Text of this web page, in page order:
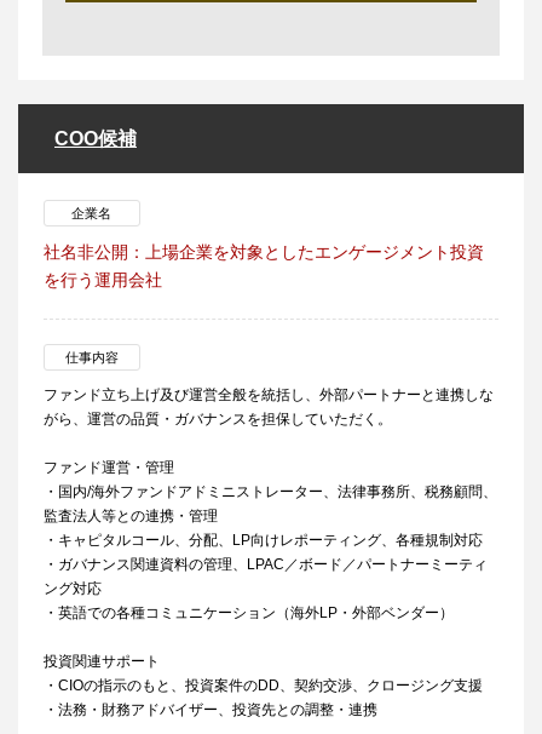
COO候補
企業名
社名非公開：上場企業を対象としたエンゲージメント投資
を行う運用会社
仕事内容
ファンド立ち上げ及び運営全般を統括し、外部パートナーと連携しな
がら、運営の品質・ガバナンスを担保していただく。
ファンド運営・管理
・国内/海外ファンドアドミニストレーター、法律事務所、税務顧問、
監査法人等との連携・管理
・キャピタルコール、分配、LP向けレポーティング、各種規制対応
・ガバナンス関連資料の管理、LPAC／ボード／パートナーミーティ
ング対応
・英語での各種コミュニケーション（海外LP・外部ベンダー）
投資関連サポート
・CIOの指示のもと、投資案件のDD、契約交渉、クロージング支援
・法務・財務アドバイザー、投資先との調整・連携